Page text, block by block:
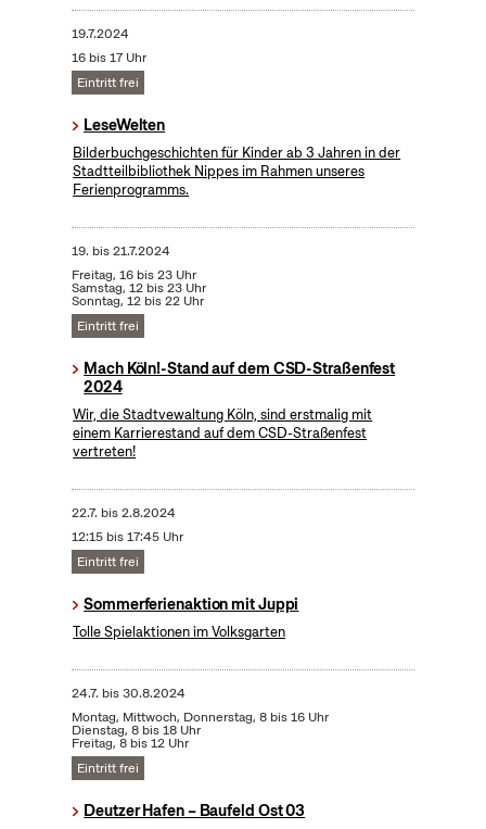
19.7.2024
16 bis 17 Uhr
Eintritt frei
LeseWelten
Bilderbuchgeschichten für Kinder ab 3 Jahren in der
Stadtteilbibliothek Nippes im Rahmen unseres
Ferienprogramms.
19. bis21.7.2024
Freitag, 16 bis 23 Uhr
Samstag, 12 bis 23 Uhr
Sonntag, 12 bis 22 Uhr
Eintritt frei
Mach Köln!-Stand auf dem CSD-Straßenfest
2024
Wir, die Stadtvewaltung Köln, sind erstmalig mit
einem Karrierestand auf dem CSD-Straßenfest
vertreten!
22.7. bis2.8.2024
12:15 bis 17:45 Uhr
Eintritt frei
Sommerferienaktion mit Juppi
Tolle Spielaktionen im Volksgarten
24.7. bis30.8.2024
Montag, Mittwoch, Donnerstag, 8 bis 16 Uhr
Dienstag, 8 bis 18 Uhr
Freitag, 8 bis 12 Uhr
Eintritt frei
Deutzer Hafen – Baufeld Ost 03